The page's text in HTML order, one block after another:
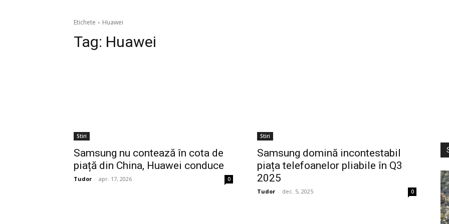
Etichete Huawei
Tag: Huawei
Stiri
Samsung nu contează în cota de
piață din China, Huawei conduce
Tudor - apr. 17, 2026 0
Stiri
Samsung domină incontestabil
piața telefoanelor pliabile în Q3
2025
Tudor - dec. 5, 2025 0